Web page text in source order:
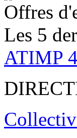
Offres
Les 5
ATIMP